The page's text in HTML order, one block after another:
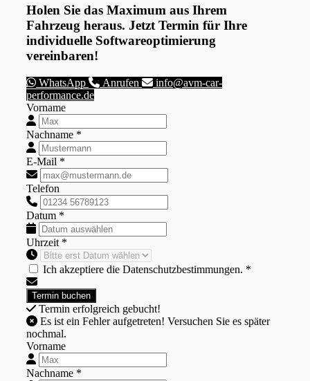
Holen Sie das Maximum aus Ihrem
Fahrzeug heraus. Jetzt Termin für Ihre
individuelle Softwareoptimierung
vereinbaren!
WhatsApp Anrufen
info@avm-car-
performance.de
Vorname
Nachname *
E-Mail *
Telefon
Datum *
Uhrzeit *
Ich akzeptiere die Datenschutzbestimmungen. *
Termin erfolgreich gebucht!
nochmal.
Vorname
Nachname *